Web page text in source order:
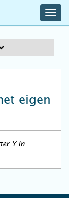
eigen
Y in